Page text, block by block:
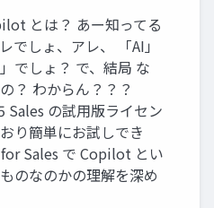
とは？ あー知ってる
でしょ、アレ、 「AI」
でしょ？ で、結局 な
？ わからん？？？
Sales の試用版ライセン
り簡単にお試しでき
Sales で Copilot とい
のなのかの理解を深め